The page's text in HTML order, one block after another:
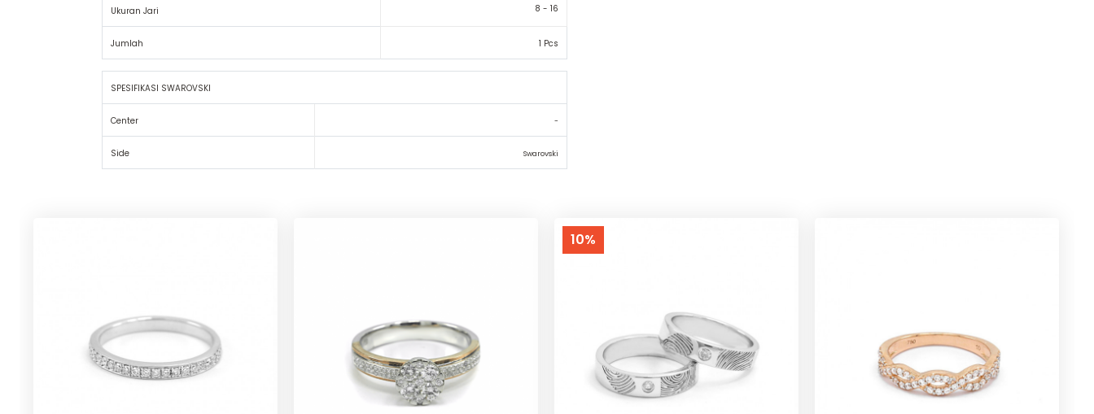
Ukuran Jari 8 - 16
Jumlah 1 Pcs
SPESIFIKASI SWAROVSKI
Center -
Side Swarovski
10%